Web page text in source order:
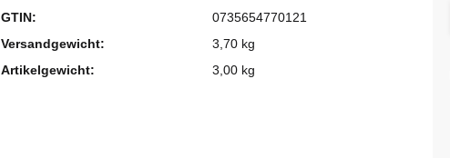
GTIN:
0735654770121
Versandgewicht:
3,70 kg
Artikelgewicht:
3,00 kg